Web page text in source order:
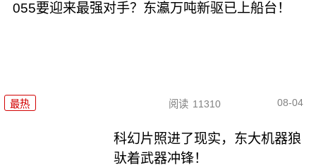
055要迎来最强对手？东瀛万吨新驱已上船台！
最热 阅读 11310 08-04
科幻片照进了现实，东大机器狼
驮着武器冲锋！